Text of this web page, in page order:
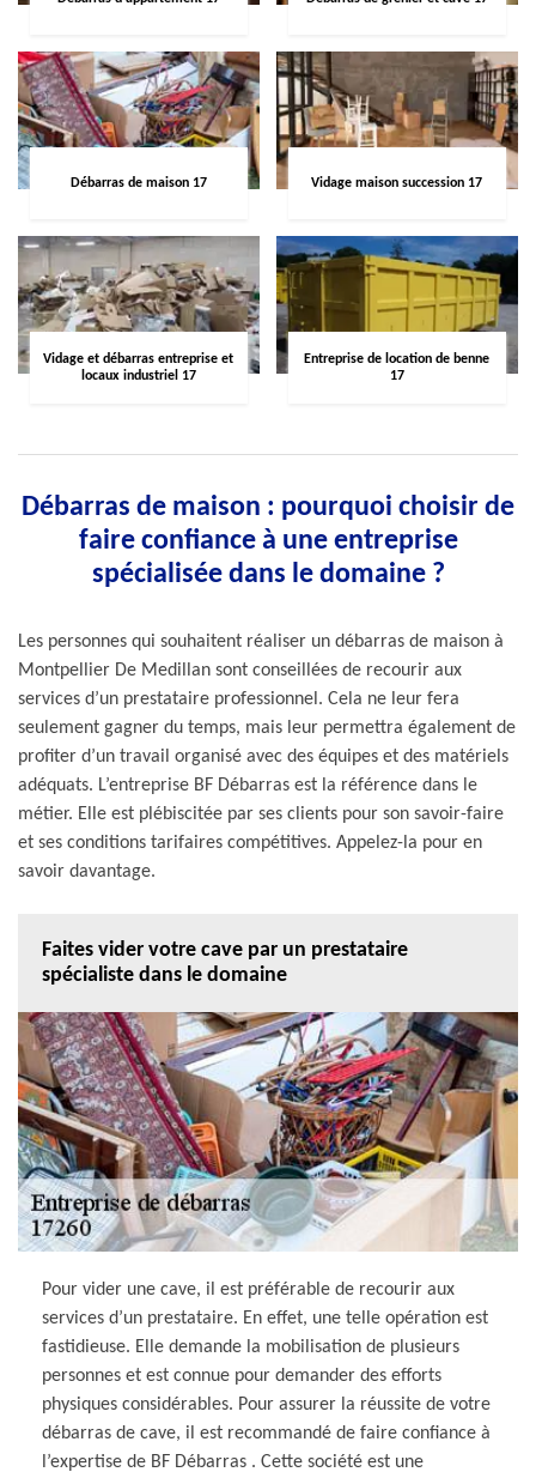
Débarras de maison 17 Vidage maison succession 17
Vidage et débarras entreprise et
locaux industriel 17
Entreprise de location de benne
17
Débarras de maison : pourquoi choisir de
faire confiance à une entreprise
spécialisée dans le domaine ?
Les personnes qui souhaitent réaliser un débarras de maison à
Montpellier De Medillan sont conseillées de recourir aux
services d’un prestataire professionnel. Cela ne leur fera
seulement gagner du temps, mais leur permettra également de
profiter d’un travail organisé avec des équipes et des matériels
adéquats. L’entreprise BF Débarras est la référence dans le
métier. Elle est plébiscitée par ses clients pour son savoir-faire
et ses conditions tarifaires compétitives. Appelez-la pour en
savoir davantage.
Faites vider votre cave par un prestataire
spécialiste dans le domaine
Pour vider une cave, il est préférable de recourir aux
services d’un prestataire. En effet, une telle opération est
fastidieuse. Elle demande la mobilisation de plusieurs
personnes et est connue pour demander des efforts
physiques considérables. Pour assurer la réussite de votre
débarras de cave, il est recommandé de faire confiance à
l’expertise de BF Débarras . Cette société est une